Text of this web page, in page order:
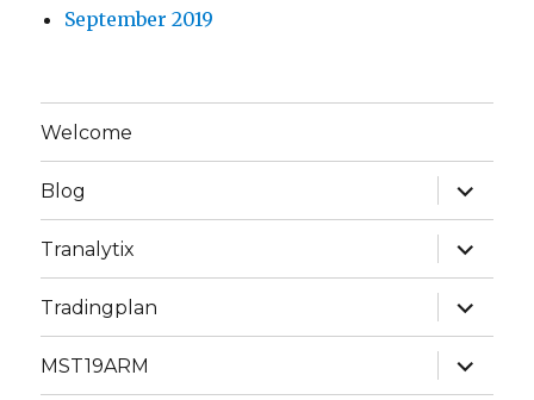
September 2019
Welcome
Blog
Tranalytix
Tradingplan
MST19ARM